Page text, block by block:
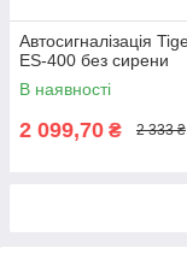
Автосигналізація
ES-400 без сирени
В наявності
2 099,70 ₴ 2 333 ₴